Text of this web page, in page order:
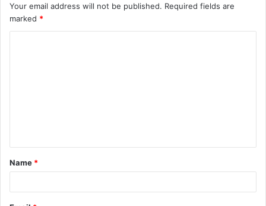
Your email address will not be published. Required fields are
marked *
t
*
Name *